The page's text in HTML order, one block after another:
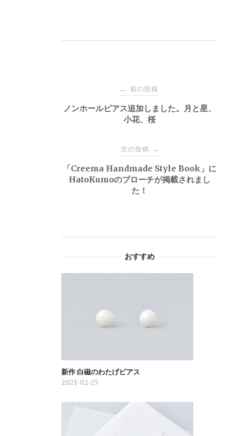
稿
ビ
ョ
← 前の投稿
ノンホールピアス追加しました。月と星、
小花、桜
次の投稿 →
「Creema Handmade Style Book」に
HatoKumoのブローチが掲載されまし
た！
おすすめ
新作 白磁のわたげピアス
2021-02-25